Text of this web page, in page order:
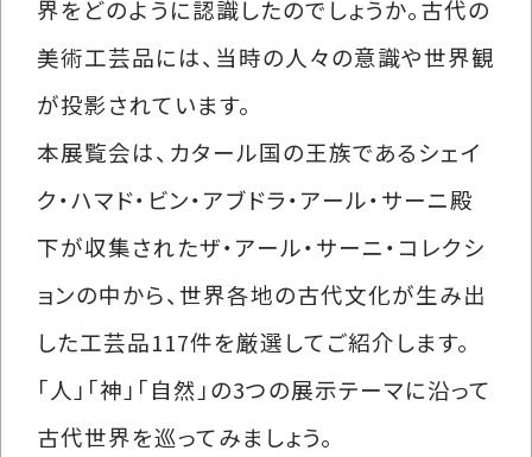
界をどのように認識したのでしょうか。古代の
美術工芸品には、当時の人々の意識や世界観
が投影されています。
本展覧会は、カタール国の王族であるシェイ
ク・ハマド・ビン・アブドラ・アール・サーニ殿
下が収集されたザ・アール・サーニ・コレクシ
ョンの中から、世界各地の古代文化が生み出
した工芸品117件を厳選してご紹介します。
「人」「神」「自然」の3つの展示テーマに沿って
古代世界を巡ってみましょう。